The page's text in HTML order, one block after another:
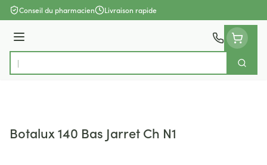
Aller au contenu
Conseil du pharmacien Livraison rapide
Menu
Rechercher
Botalux 140 Bas Jarret Ch N1